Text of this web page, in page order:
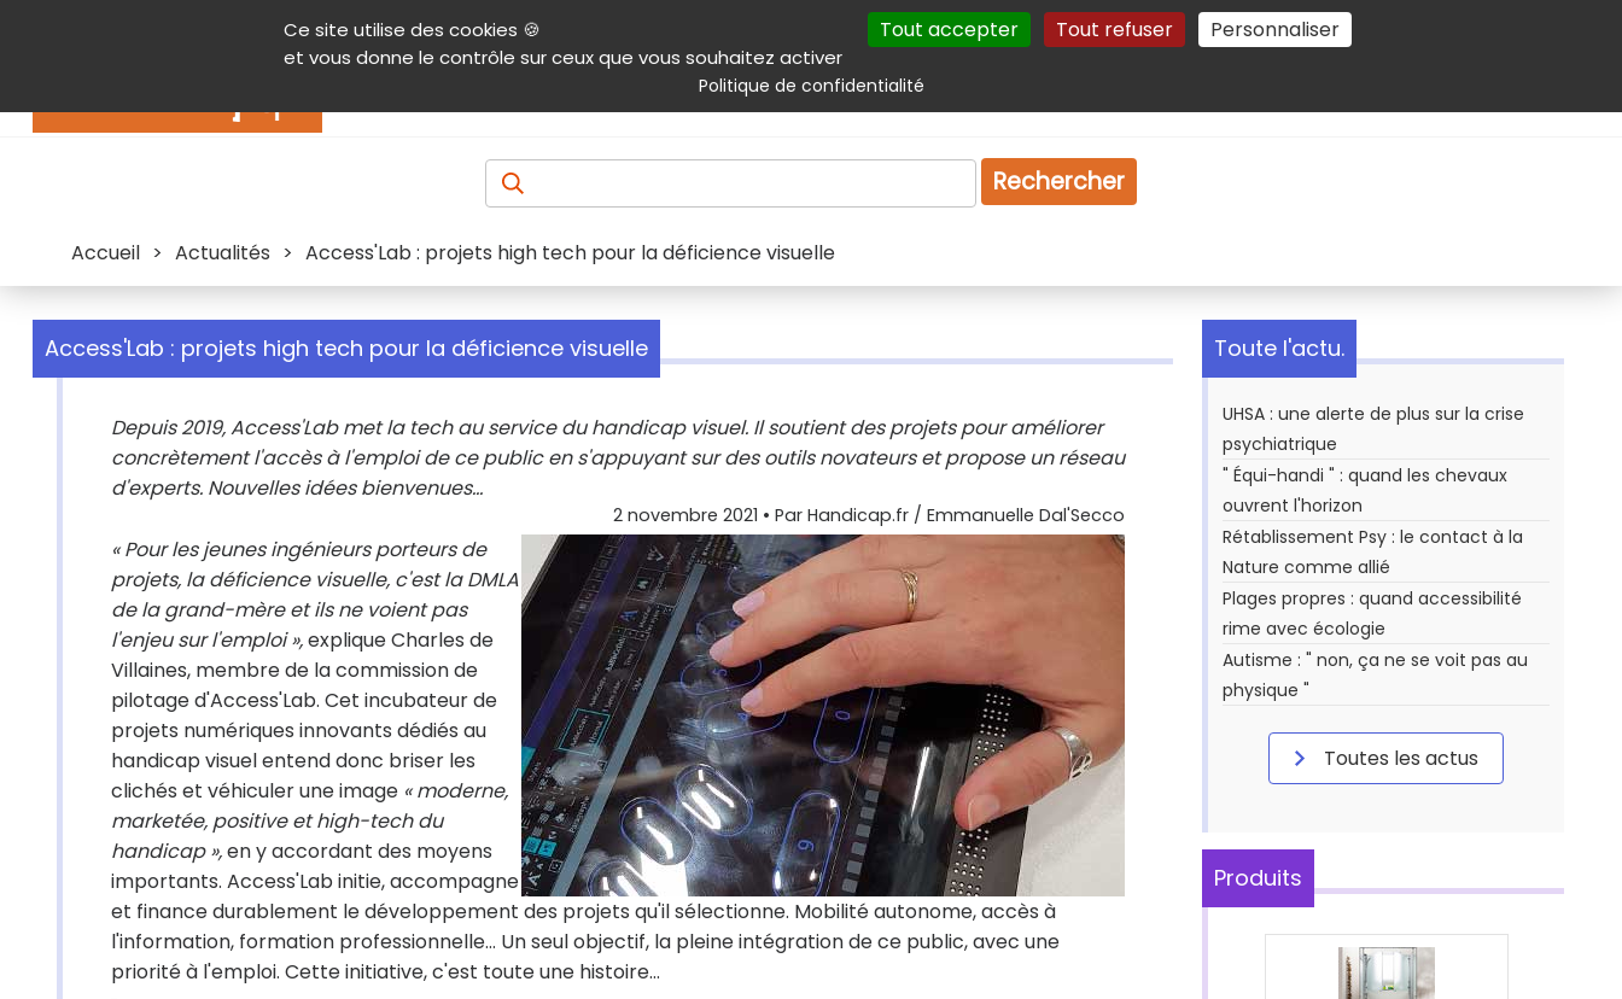
Ce site utilise des cookies 🍪
et vous donne le contrôle sur ceux que vous souhaitez activer
Tout accepter Tout refuser Personnaliser
Politique de confidentialité
Contenu Aide et accessibilité Menu principal Autres services Plan du site Gestion des cookies
Produits & services Emploi Droit
Rechercher
Accueil > Actualités > Access'Lab : projets high tech pour la déficience visuelle
Access'Lab : projets high tech pour la déficience visuelle
Depuis 2019, Access'Lab met la tech au service du handicap visuel. Il soutient des projets pour améliorer
concrètement l'accès à l'emploi de ce public en s'appuyant sur des outils novateurs et propose un réseau
d'experts. Nouvelles idées bienvenues...
2 novembre 2021 • Par Handicap.fr / Emmanuelle Dal'Secco
« Pour les jeunes ingénieurs porteurs de
projets, la déficience visuelle, c'est la DMLA
de la grand-mère et ils ne voient pas
l'enjeu sur l'emploi »,explique Charles de
Villaines, membre de la commission de
pilotage d'Access'Lab. Cet incubateur de
projets numériques innovants dédiés au
handicap visuel entend donc briser les
clichés et véhiculer une image « moderne,
marketée, positive et high-tech du
handicap »,en y accordant des moyens
importants. Access'Lab initie, accompagne
et finance durablement le développement des projets qu'il sélectionne. Mobilité autonome, accès à
l'information, formation professionnelle… Un seul objectif, la pleine intégration de ce public, avec une
priorité à l'emploi. Cette initiative, c'est toute une histoire…
Toute l'actu.
UHSA : une alerte de plus sur la crise
psychiatrique
" Équi-handi " : quand les chevaux
ouvrent l'horizon
Rétablissement Psy : le contact à la
Nature comme allié
Plages propres : quand accessibilité
rime avec écologie
Autisme : " non, ça ne se voit pas au
physique "
Toutes les actus
Produits